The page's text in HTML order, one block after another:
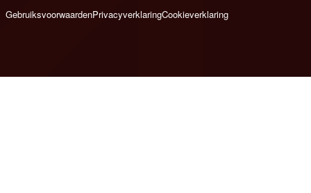
GebruiksvoorwaardenPrivacyverklaringCookieverklaring